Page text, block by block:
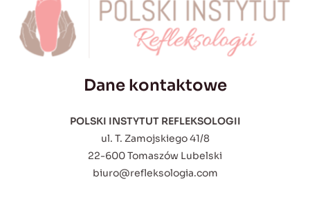
Dane kontaktowe
POLSKI INSTYTUT REFLEKSOLOGII
ul. T. Zamojskiego 41/8
22-600 Tomaszów Lubelski
biuro@refleksologia.com